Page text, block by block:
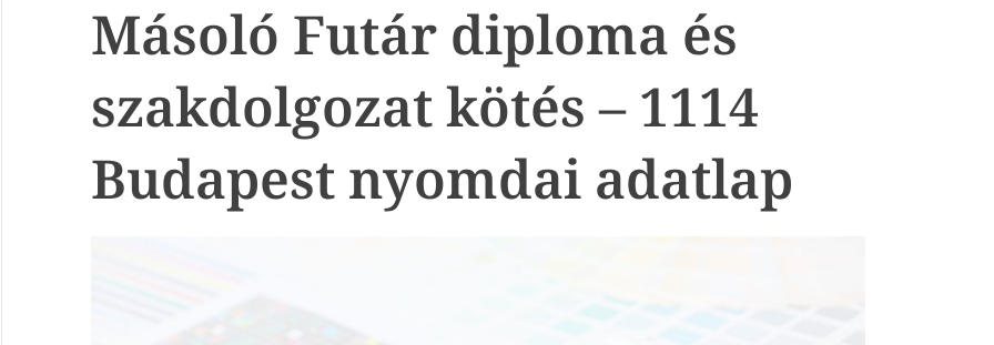
Másoló Futár diploma és
szakdolgozat kötés – 1114
Budapest nyomdai adatlap